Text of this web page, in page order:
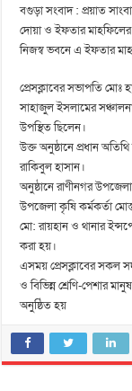
বগুড়া সংবাদ : প্রয়াত
দোয়া ও ইফতার মাহফিলের
নিজস্ব ভবনে এ ইফতার
প্রেসক্লাবের সভাপতি
সাহাজুল ইসলামের
উপস্থিত ছিলেন।
উক্ত অনুষ্ঠানে প্রধান
রাকিবুল হাসান।
অনুষ্ঠানে রাণীনগর
উপজেলা কৃষি কর্মকর্তা
মো: রায়হান ও থানার
করা হয়।
এসময় প্রেসক্লাবের সকল
ও বিভিন্ন শ্রেণি-পেশার
অনুষ্ঠিত হয়